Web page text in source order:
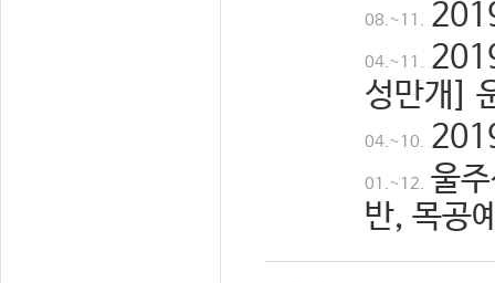
08.~11.
04.~11.
성만개]
04.~10.
01.~12. 울
반, 목공